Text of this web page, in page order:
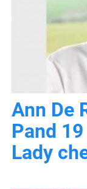
Ann De
Pand
Lady